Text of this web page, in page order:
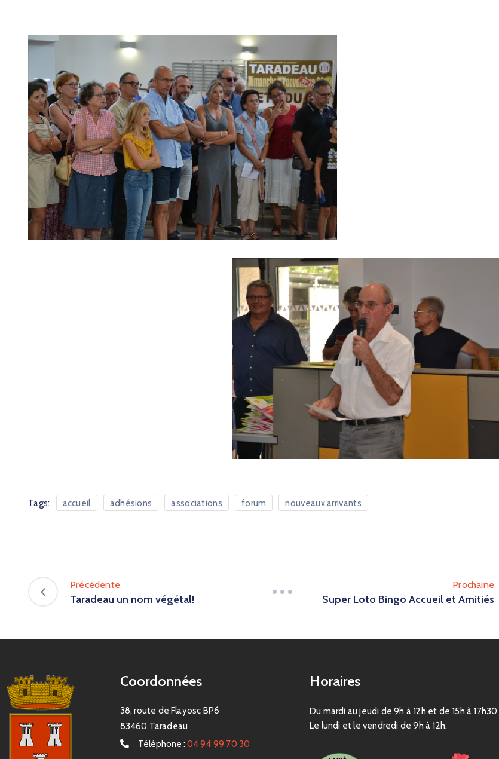
Tags: accueil adhésions associations forum nouveaux arrivants
Précédente
Taradeau un nom végétal!
Prochaine
Super Loto Bingo Accueil et Amitiés
Coordonnées
38, route de Flayosc BP6
83460 Taradeau
Téléphone : 04 94 99 70 30
Horaires
Du mardi au jeudi de 9h à 12h et de 15h à 17h30
Le lundi et le vendredi de 9h à 12h.